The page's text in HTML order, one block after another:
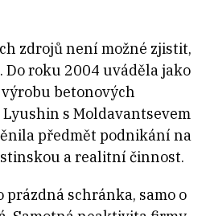
zdrojů není možné zjistit,
Do roku 2004 uváděla jako
betonových
Lyushin s Moldavantsevem
předmět podnikání na
a realitní činnost.
prázdná schránka, samo o